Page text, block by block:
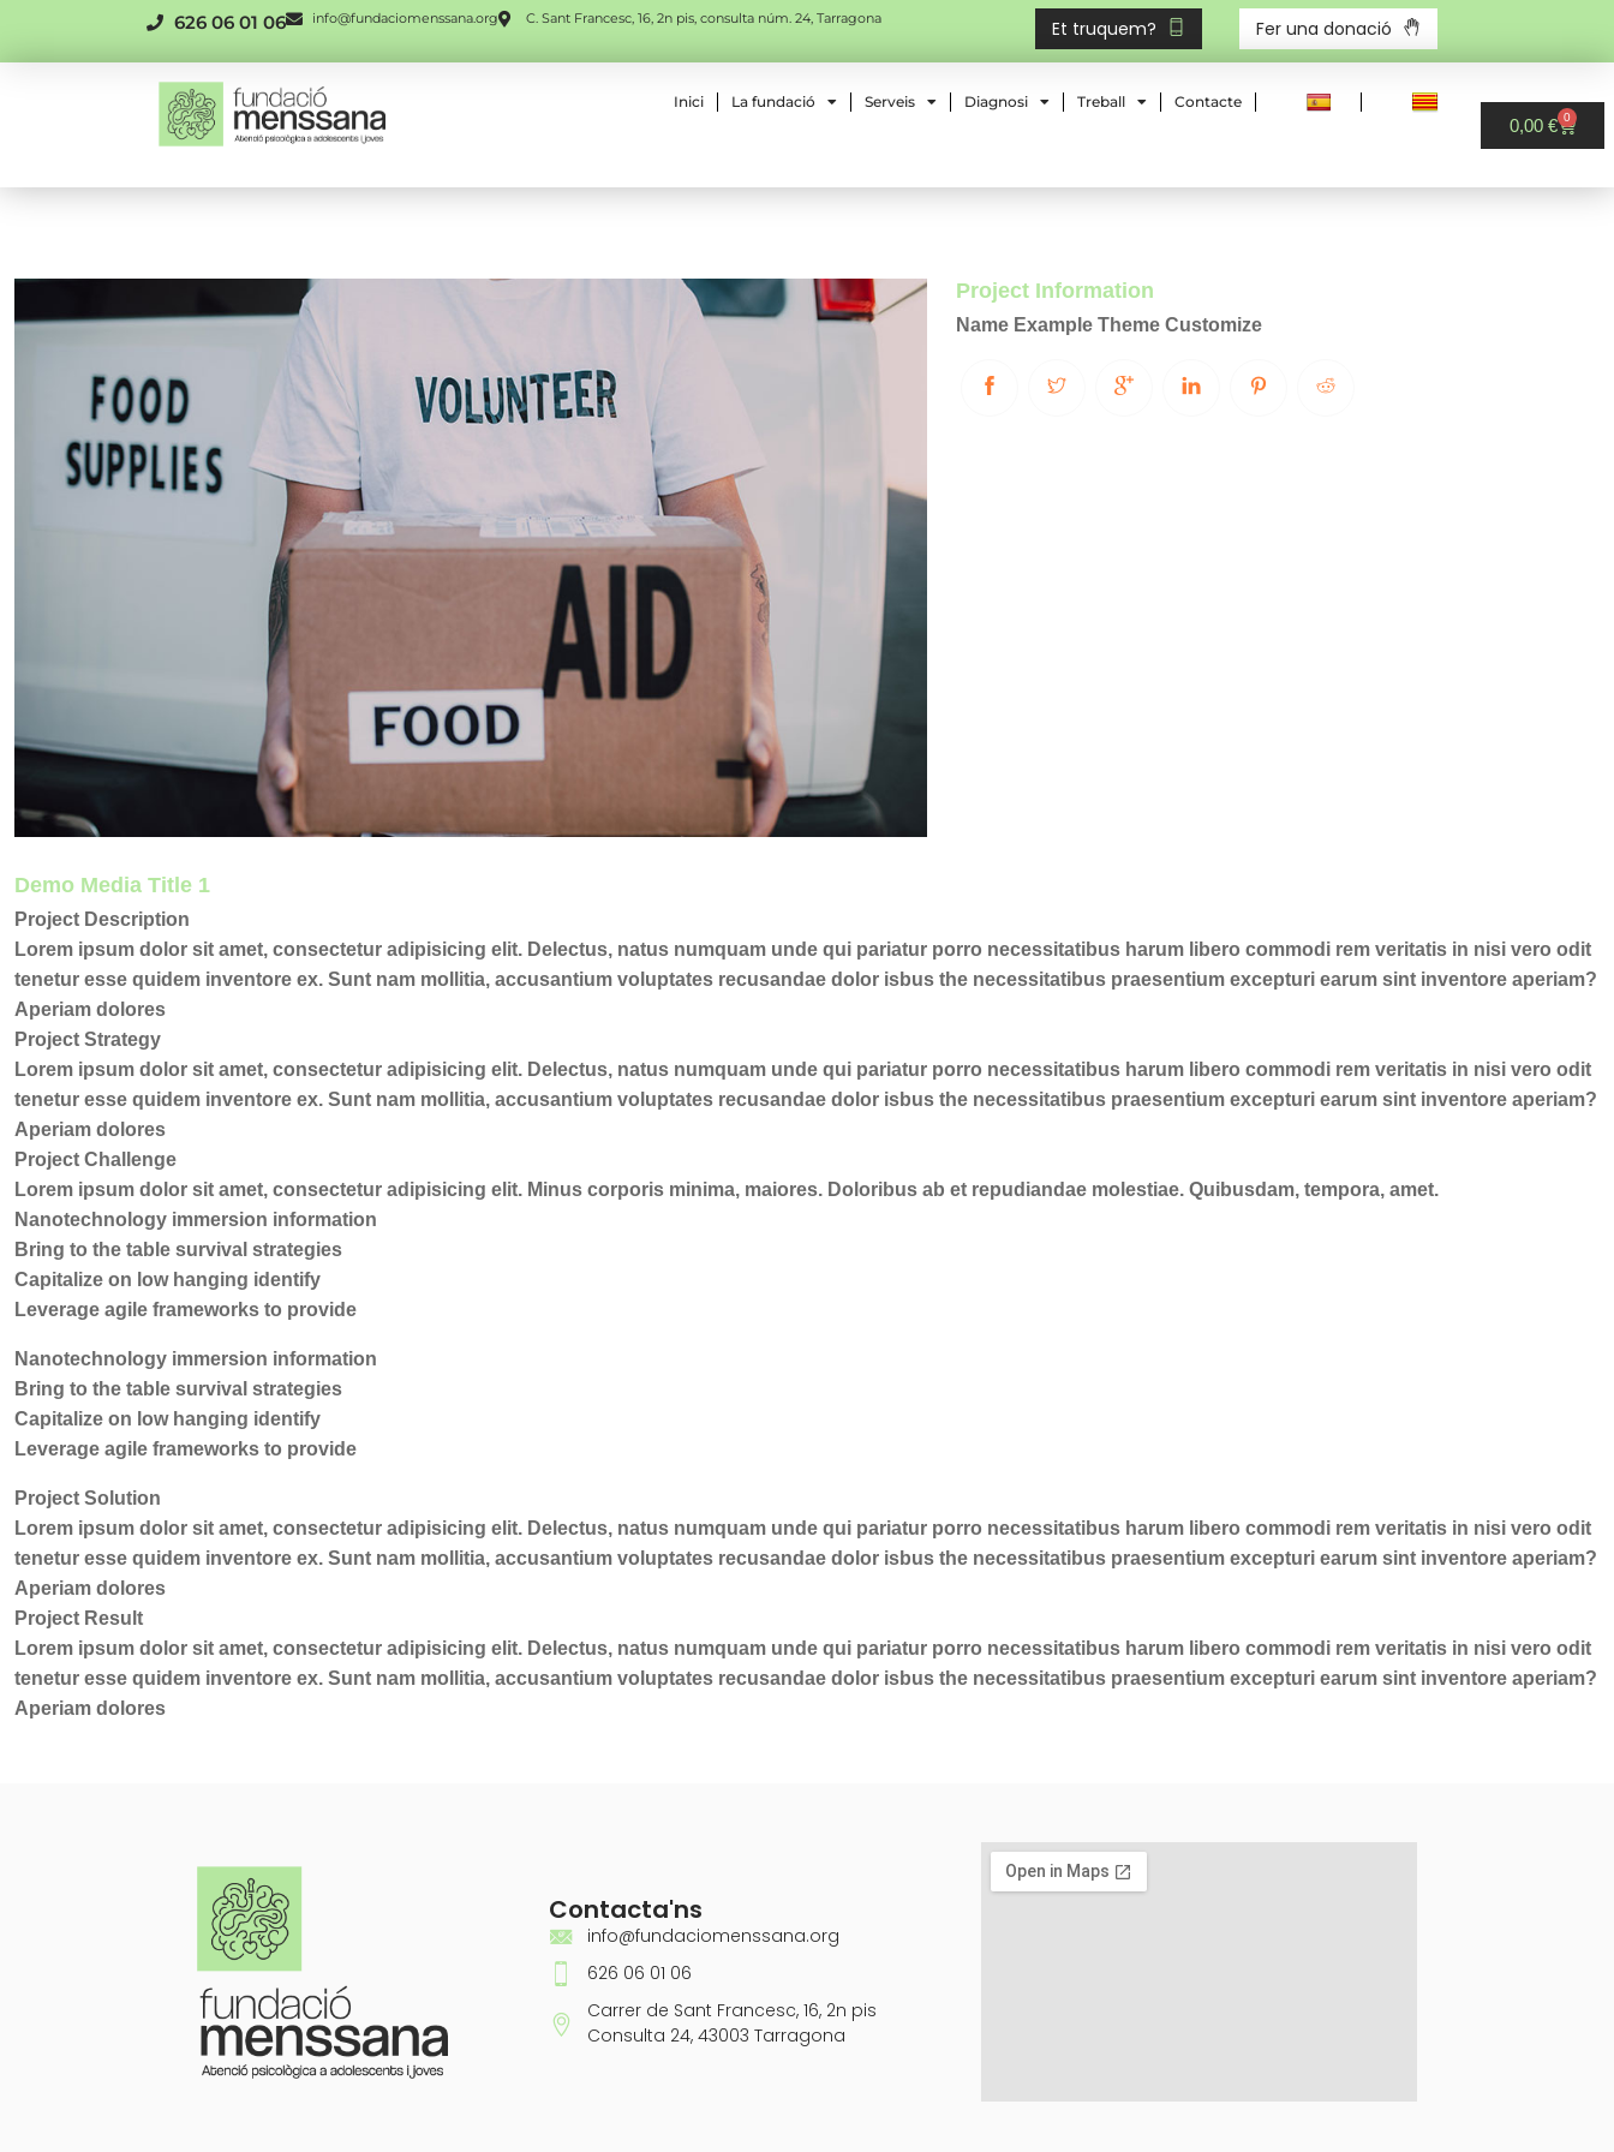
626 06 01 06 info@fundaciomenssana.org C. Sant Francesc, 16, 2n pis, consulta núm. 24, Tarragona Et truquem? Fer una donació
Inici La fundació Serveis Diagnosi Treball Contacte
0,00 € 0
Project Information
Name Example Theme Customize
Demo Media Title 1
Project Description
Lorem ipsum dolor sit amet, consectetur adipisicing elit. Delectus, natus numquam unde qui pariatur porro necessitatibus harum libero commodi rem veritatis in nisi vero odit
tenetur esse quidem inventore ex. Sunt nam mollitia, accusantium voluptates recusandae dolor isbus the necessitatibus praesentium excepturi earum sint inventore aperiam?
Aperiam dolores
Project Strategy
Lorem ipsum dolor sit amet, consectetur adipisicing elit. Delectus, natus numquam unde qui pariatur porro necessitatibus harum libero commodi rem veritatis in nisi vero odit
tenetur esse quidem inventore ex. Sunt nam mollitia, accusantium voluptates recusandae dolor isbus the necessitatibus praesentium excepturi earum sint inventore aperiam?
Aperiam dolores
Project Challenge
Lorem ipsum dolor sit amet, consectetur adipisicing elit. Minus corporis minima, maiores. Doloribus ab et repudiandae molestiae. Quibusdam, tempora, amet.
Nanotechnology immersion information
Bring to the table survival strategies
Capitalize on low hanging identify
Leverage agile frameworks to provide
Nanotechnology immersion information
Bring to the table survival strategies
Capitalize on low hanging identify
Leverage agile frameworks to provide
Project Solution
Lorem ipsum dolor sit amet, consectetur adipisicing elit. Delectus, natus numquam unde qui pariatur porro necessitatibus harum libero commodi rem veritatis in nisi vero odit
tenetur esse quidem inventore ex. Sunt nam mollitia, accusantium voluptates recusandae dolor isbus the necessitatibus praesentium excepturi earum sint inventore aperiam?
Aperiam dolores
Project Result
Lorem ipsum dolor sit amet, consectetur adipisicing elit. Delectus, natus numquam unde qui pariatur porro necessitatibus harum libero commodi rem veritatis in nisi vero odit
tenetur esse quidem inventore ex. Sunt nam mollitia, accusantium voluptates recusandae dolor isbus the necessitatibus praesentium excepturi earum sint inventore aperiam?
Aperiam dolores
Contacta'ns
info@fundaciomenssana.org
626 06 01 06
Carrer de Sant Francesc, 16, 2n pis
Consulta 24, 43003 Tarragona